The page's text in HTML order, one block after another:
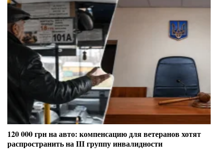
120 000 грн на авто: компенсацию для ветеранов хотят
распространить на III группу инвалидности